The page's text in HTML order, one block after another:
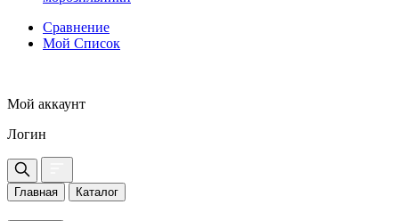
Сравнение
Мой Список
Мой аккаунт
Логин
Главная Каталог